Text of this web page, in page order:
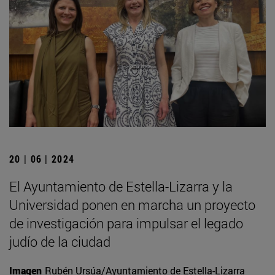
20 | 06 | 2024
El Ayuntamiento de Estella-Lizarra y la
Universidad ponen en marcha un proyecto
de investigación para impulsar el legado
judío de la ciudad
Imagen Rubén Ursúa/Ayuntamiento de Estella-Lizarra